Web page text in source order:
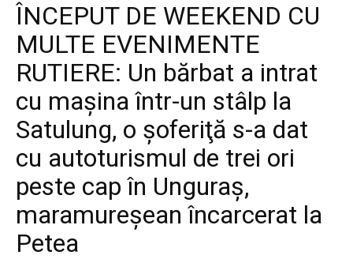
ÎNCEPUT DE WEEKEND CU
MULTE EVENIMENTE
RUTIERE: Un bărbat a intrat
cu maşina într-un stâlp la
Satulung, o şoferiţă s-a dat
cu autoturismul de trei ori
peste cap în Unguraș,
maramureşean încarcerat la
Petea